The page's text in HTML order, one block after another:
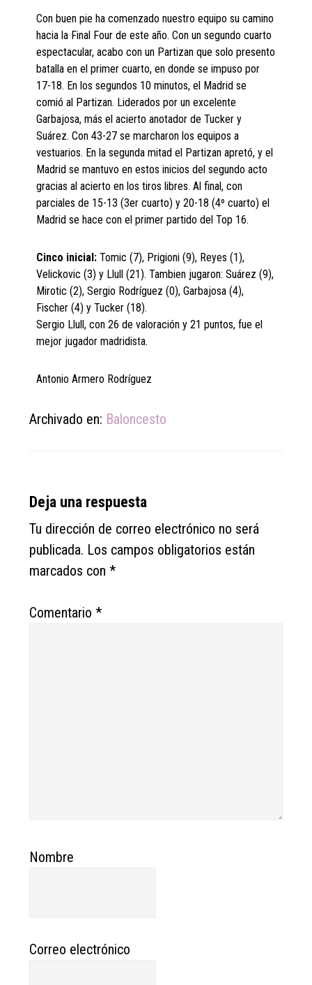
Con buen pie ha comenzado nuestro equipo su camino
hacia la Final Four de este año. Con un segundo cuarto
espectacular, acabo con un Partizan que solo presento
batalla en el primer cuarto, en donde se impuso por
17-18. En los segundos 10 minutos, el Madrid se
comió al Partizan. Liderados por un excelente
Garbajosa, más el acierto anotador de Tucker y
Suárez. Con 43-27 se marcharon los equipos a
vestuarios. En la segunda mitad el Partizan apretó, y el
Madrid se mantuvo en estos inicios del segundo acto
gracias al acierto en los tiros libres. Al final, con
parciales de 15-13 (3er cuarto) y 20-18 (4º cuarto) el
Madrid se hace con el primer partido del Top 16.
Cinco inicial: Tomic (7), Prigioni (9), Reyes (1),
Velickovic (3) y Llull (21). Tambien jugaron: Suárez (9),
Mirotic (2), Sergio Rodríguez (0), Garbajosa (4),
Fischer (4) y Tucker (18).
Sergio Llull, con 26 de valoración y 21 puntos, fue el
mejor jugador madridista.
Antonio Armero Rodríguez
Archivado en: Baloncesto
Reader
Interactions
Deja una respuesta
Tu dirección de correo electrónico no será
publicada. Los campos obligatorios están
marcados con*
Comentario*
Nombre
Correo electrónico